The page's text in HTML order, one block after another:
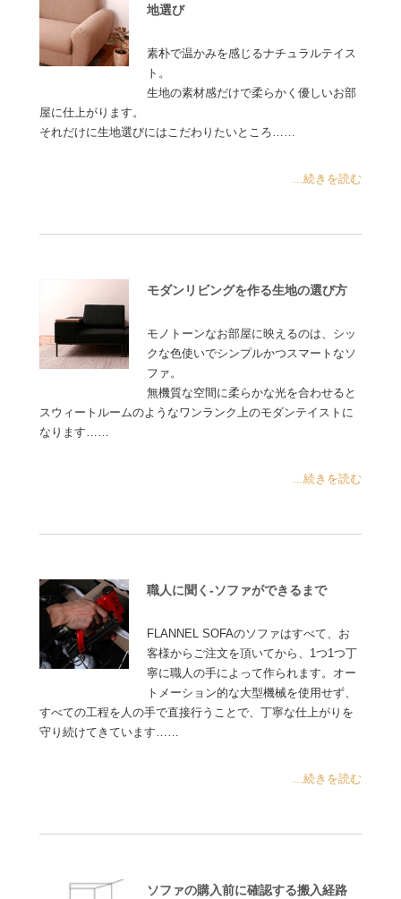
地選び
素朴で温かみを感じるナチュラルテイス
ト。
生地の素材感だけで柔らかく優しいお部
屋に仕上がります。
それだけに生地選びにはこだわりたいところ……
...続きを読む
モダンリビングを作る生地の選び方
モノトーンなお部屋に映えるのは、シッ
クな色使いでシンプルかつスマートなソ
ファ。
無機質な空間に柔らかな光を合わせると
スウィートルームのようなワンランク上のモダンテイストに
なります……
...続きを読む
職人に聞く-ソファができるまで
FLANNEL SOFAのソファはすべて、お
客様からご注文を頂いてから、1つ1つ丁
寧に職人の手によって作られます。オー
トメーション的な大型機械を使用せず、
すべての工程を人の手で直接行うことで、丁寧な仕上がりを
守り続けてきています……
...続きを読む
ソファの購入前に確認する搬入経路